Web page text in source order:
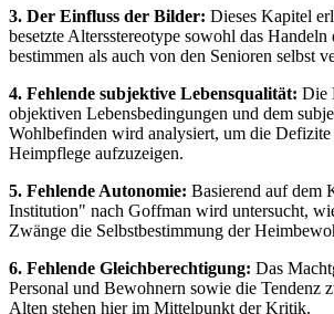
3. Der Einfluss der Bilder: Dieses Kapitel
besetzte Altersstereotype sowohl das Handeln
bestimmen als auch von den Senioren selbst
4. Fehlende subjektive Lebensqualität: Die
objektiven Lebensbedingungen und dem
Wohlbefinden wird analysiert, um die Defizite
Heimpflege aufzuzeigen.
5. Fehlende Autonomie: Basierend auf dem
Institution" nach Goffman wird untersucht,
Zwänge die Selbstbestimmung der
6. Fehlende Gleichberechtigung: Das
Personal und Bewohnern sowie die Tendenz
Alten stehen hier im Mittelpunkt der Kritik.